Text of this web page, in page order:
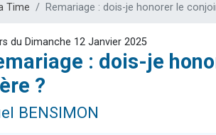
Time Remariage : dois-je honorer le
du Dimanche 12 Janvier 2025
: dois-je
?
BENSIMON